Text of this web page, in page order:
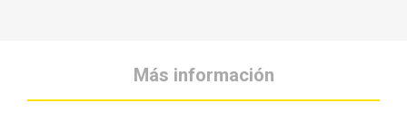
Más información